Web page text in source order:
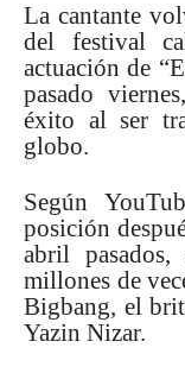
La cantante
del festival
actuación de
pasado
éxito al ser
globo.
Según
posición
abril
millones de
Bigbang, el
Yazin Nizar.